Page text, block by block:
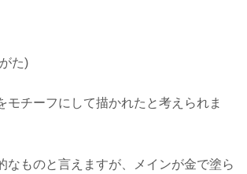
た)
モチーフにして描かれたと考えられま
なものと言えますが、メインが金で塗ら